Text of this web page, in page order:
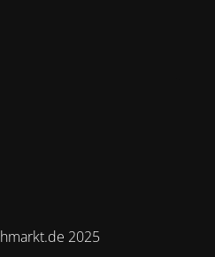
2025